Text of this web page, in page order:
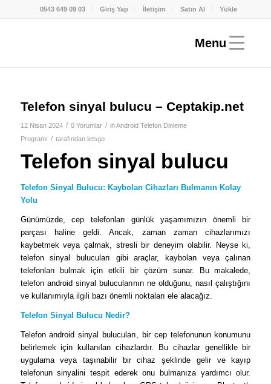
0543 649 09 03 Giriş Yap İletişim Satın Al Yükle
Telefon sinyal bulucu – Ceptakip.net
12 Nisan 2024 / 0 Yorumlar / inAndroid Telefon Dinleme
Programı / tarafından letsgo
Telefon sinyal bulucu
Telefon Sinyal Bulucu: Kaybolan Cihazları Bulmanın Kolay
Yolu
Günümüzde, cep telefonları günlük yaşamımızın önemli bir
parçası haline geldi. Ancak, zaman zaman cihazlarımızı
kaybetmek veya çalmak, stresli bir deneyim olabilir. Neyse ki,
telefon sinyal bulucuları gibi araçlar, kaybolan veya çalınan
telefonları bulmak için etkili bir çözüm sunar. Bu makalede,
telefon android sinyal bulucularının ne olduğunu, nasıl çalıştığını
ve kullanımıyla ilgili bazı önemli noktaları ele alacağız.
Telefon Sinyal Bulucu Nedir?
Telefon android sinyal bulucuları, bir cep telefonunun konumunu
belirlemek için kullanılan cihazlardır. Bu cihazlar genellikle bir
uygulama veya taşınabilir bir cihaz şeklinde gelir ve kayıp
telefonun sinyalini tespit ederek onu bulmanıza yardımcı olur.